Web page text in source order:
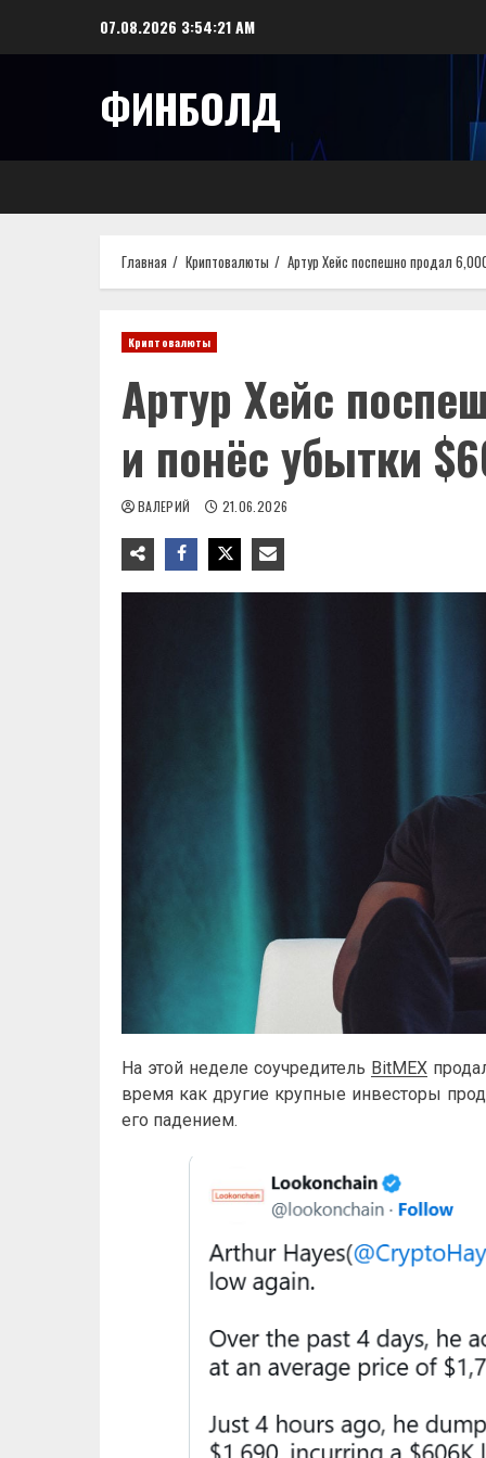
07.08.2026 3:54:22 AM
ФИНБОЛД
Главная Криптовалюты Артур Хейс поспешно продал
Криптовалюты
Артур Хейс
и понёс убытки
ВАЛЕРИЙ 21.06.2026
На этой неделе соучредитель BitMEX
время как другие крупные инвесторы
его падением.